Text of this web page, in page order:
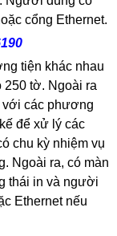
cổng Ethernet.
tiện khác nhau
250 tờ. Ngoài ra
với các phương
để xử lý các
chu kỳ nhiệm vụ
Ngoài ra, có màn
thái in và người
Ethernet nếu